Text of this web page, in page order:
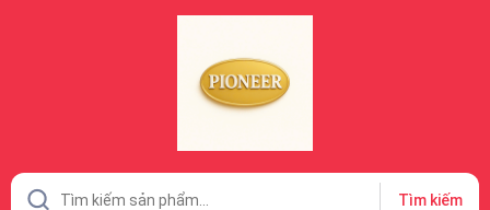
Tìm kiếm